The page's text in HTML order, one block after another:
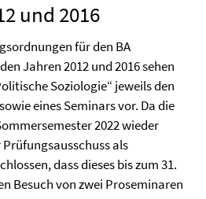
und 2016
für den BA
Jahren 2012 und 2016 sehen
Soziologie“ jeweils den
eines Seminars vor. Da die
2022 wieder
als
dass dieses bis zum 31.
Besuch vonzwei Proseminaren